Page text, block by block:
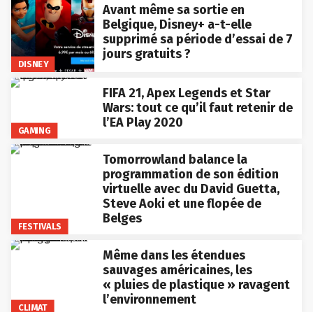
DISNEY
Avant même sa sortie en
Belgique, Disney+ a-t-elle
supprimé sa période d’essai de 7
jours gratuits ?
GAMING
FIFA 21, Apex Legends et Star
Wars: tout ce qu’il faut retenir de
l’EA Play 2020
FESTIVALS
Tomorrowland balance la
programmation de son édition
virtuelle avec du David Guetta,
Steve Aoki et une flopée de
Belges
CLIMAT
Même dans les étendues
sauvages américaines, les
« pluies de plastique » ravagent
l’environnement